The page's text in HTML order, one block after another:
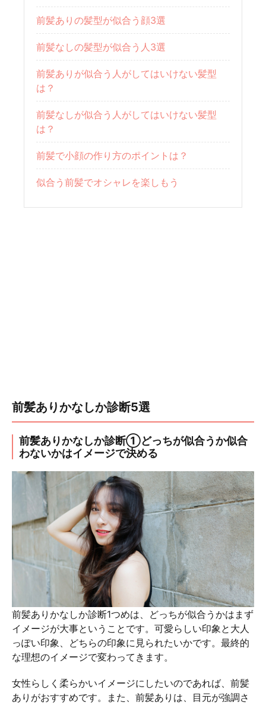
前髪ありの髪型が似合う顔3選
前髪なしの髪型が似合う人3選
前髪ありが似合う人がしてはいけない髪型
は？
前髪なしが似合う人がしてはいけない髪型
は？
前髪で小顔の作り方のポイントは？
似合う前髪でオシャレを楽しもう
前髪ありかなしか診断5選
前髪ありかなしか診断①どっちが似合うか似合
わないかはイメージで決める
前髪ありかなしか診断1つめは、どっちが似合うかはまず
イメージが大事ということです。可愛らしい印象と大人
っぽい印象、どちらの印象に見られたいかです。最終的
な理想のイメージで変わってきます。
女性らしく柔らかいイメージにしたいのであれば、前髪
ありがおすすめです。また、前髪ありは、目元が強調さ